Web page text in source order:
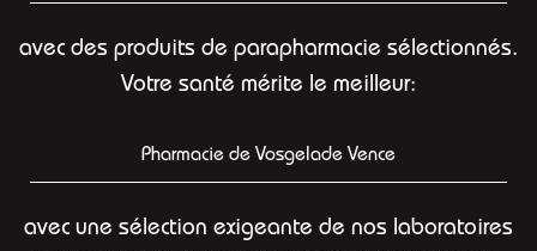
avec des produits de parapharmacie sélectionnés.
Votre santé mérite le meilleur:
Pharmacie de Vosgelade Vence
avec une sélection exigeante de nos laboratoires